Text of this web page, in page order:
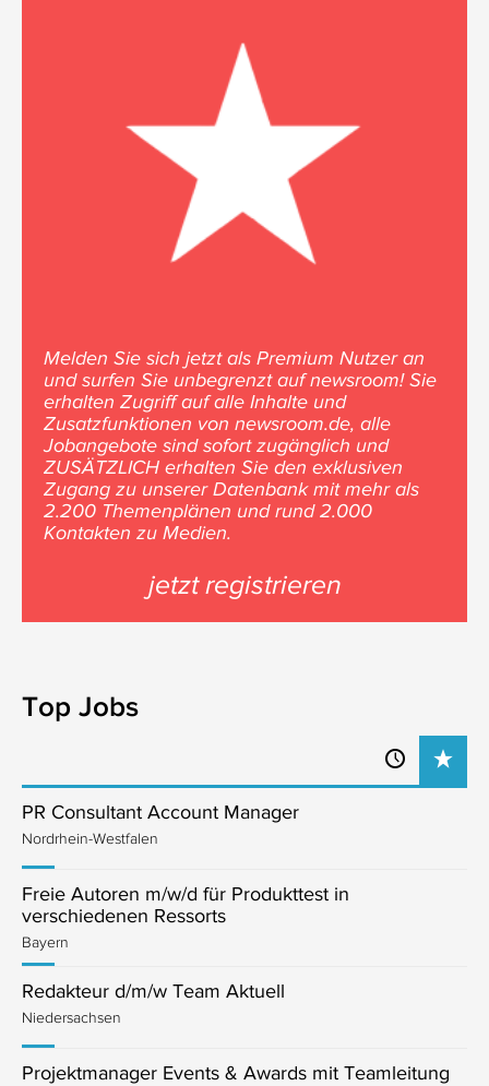
Melden Sie sich jetzt als Premium Nutzer an
und surfen Sie unbegrenzt auf newsroom! Sie
erhalten Zugriff auf alle Inhalte und
Zusatzfunktionen von newsroom.de, alle
Jobangebote sind sofort zugänglich und
ZUSÄTZLICH erhalten Sie den exklusiven
Zugang zu unserer Datenbank mit mehr als
2.200 Themenplänen und rund 2.000
Kontakten zu Medien.
jetzt registrieren
Top Jobs
PR Consultant Account Manager
Nordrhein-Westfalen
Freie Autoren m/w/d für Produkttest in
verschiedenen Ressorts
Bayern
Redakteur d/m/w Team Aktuell
Niedersachsen
Projektmanager Events & Awards mit Teamleitung